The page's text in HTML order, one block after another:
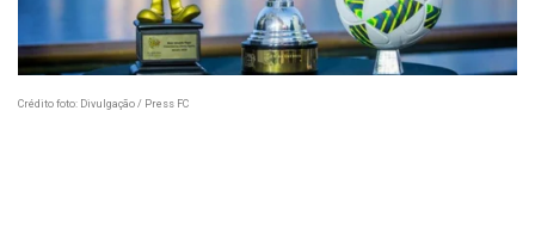
Crédito foto: Divulgação / Press FC